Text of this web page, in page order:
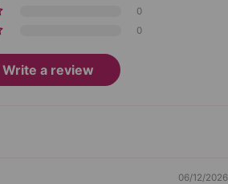
0
0
Write a review
06/12/2026